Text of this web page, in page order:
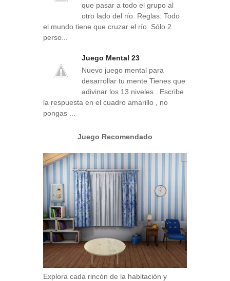
que pasar a todo el grupo al
otro lado del río. Reglas: Todo
el mundo tiene que cruzar el río. Sólo 2
perso...
Juego Mental 23
Nuevo juego mental para
desarrollar tu mente Tienes que
adivinar los 13 niveles . Escribe
la respuesta en el cuadro amarillo , no
pongas ...
Juego Recomendado
Explora cada rincón de la habitación y